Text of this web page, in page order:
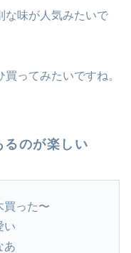
な味が人気みたいで
ってみたいですね。
るのが楽しい
買った〜
い
あ